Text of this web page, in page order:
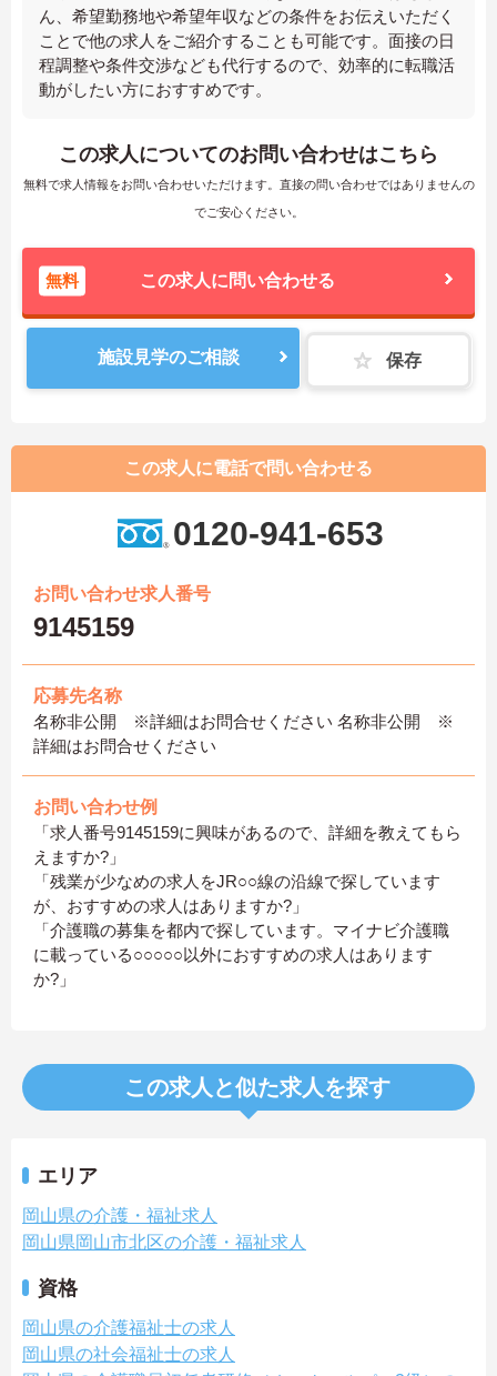
ん、希望勤務地や希望年収などの条件をお伝えいただく
ことで他の求人をご紹介することも可能です。面接の日
程調整や条件交渉なども代行するので、効率的に転職活
動がしたい方におすすめです。
この求人についてのお問い合わせはこちら
無料で求人情報をお問い合わせいただけます。直接の問い合わせではありませんの
でご安心ください。
無料 この求人に問い合わせる
施設見学のご相談 保存
この求人に電話で問い合わせる
0120-941-653
お問い合わせ求人番号
9145159
応募先名称
名称非公開 ※詳細はお問合せください 名称非公開 ※
詳細はお問合せください
お問い合わせ例
「求人番号9145159に興味があるので、詳細を教えてもら
えますか?」
「残業が少なめの求人をJR○○線の沿線で探しています
が、おすすめの求人はありますか?」
「介護職の募集を都内で探しています。マイナビ介護職
に載っている○○○○○以外におすすめの求人はあります
か?」
この求人と似た求人を探す
エリア
岡山県の介護・福祉求人
岡山県岡山市北区の介護・福祉求人
資格
岡山県の介護福祉士の求人
岡山県の社会福祉士の求人